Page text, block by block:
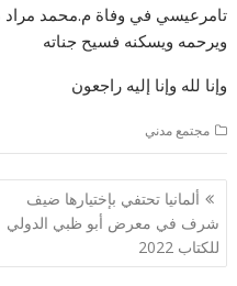
تامرعيسي في وفاة م.محمد مراد
ويرحمه ويسكنه فسيح جناته
وإنا لله وإنا إليه راجعون
مجتمع مدني
تصفّح
المقالات
ألمانيا تحتفي بإختيارها ضيف
شرف في معرض أبو ظبي الدولي
للكتاب 2022